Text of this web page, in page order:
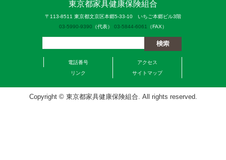
東京都家具健康保険組合
〒113-8511 東京都文京区本郷5-33-10 いちご本郷ビル3階
03-5990-9390 （代表） 03-5844-6061 （FAX）
電話番号
アクセス
リンク
サイトマップ
Copyright © 東京都家具健康保険組合. All rights reserved.